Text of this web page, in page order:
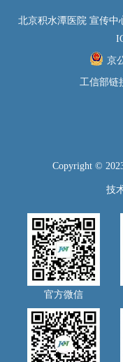
北京积水潭医院 宣传中
京
工信部链
Copyright ©
技
官方微信